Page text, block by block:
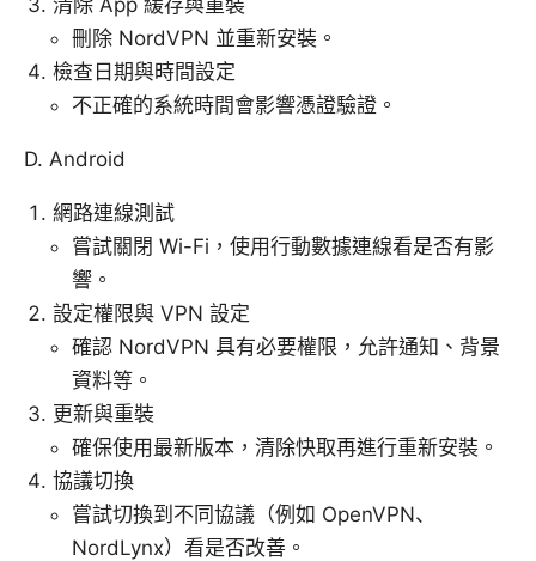
刪除 NordVPN 並重新安裝。
檢查日期與時間設定
不正確的系統時間會影響憑證驗證。
D. Android
網路連線測試
嘗試關閉 Wi-Fi，使用行動數據連線看是否有影
響。
設定權限與 VPN 設定
確認 NordVPN 具有必要權限，允許通知、背景
資料等。
更新與重裝
確保使用最新版本，清除快取再進行重新安裝。
協議切換
嘗試切換到不同協議（例如 OpenVPN、
NordLynx）看是否改善。